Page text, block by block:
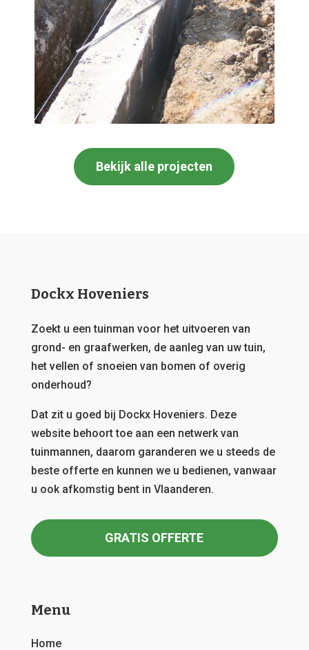
Bekijk alle projecten
Dockx Hoveniers
Zoekt u een tuinman voor het uitvoeren van
grond- en graafwerken, de aanleg van uw tuin,
het vellen of snoeien van bomen of overig
onderhoud?
Dat zit u goed bij Dockx Hoveniers. Deze
website behoort toe aan een netwerk van
tuinmannen, daarom garanderen we u steeds de
beste offerte en kunnen we u bedienen, vanwaar
u ook afkomstig bent in Vlaanderen.
GRATIS OFFERTE
Menu
Home